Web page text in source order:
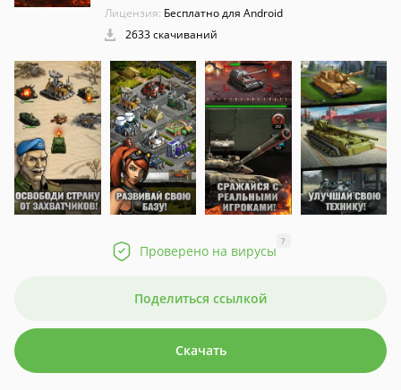
Лицензия: Бесплатно для Android
2633 скачиваний
Проверено на вирусы
?
Поделиться ссылкой
Скачать